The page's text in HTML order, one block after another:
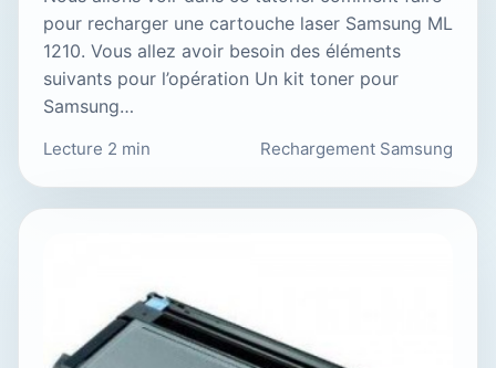
pour recharger une cartouche laser Samsung ML
1210. Vous allez avoir besoin des éléments
suivants pour l’opération Un kit toner pour
Samsung…
Lecture 2 min Rechargement Samsung